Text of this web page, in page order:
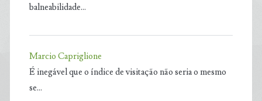
balneabilidade…
Marcio Capriglione
É inegável que o índice de visitação não seria o mesmo
se…